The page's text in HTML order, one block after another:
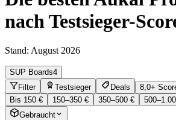
nach Testsieger-
Stand: August 2026
SUP Boards4
Filter
Testsieger Deals 8,0+
Bis 150 €
150–350 € 350–500 €
Gebraucht